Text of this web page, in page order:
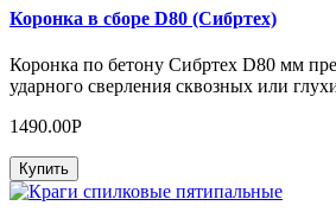
Коронка в сборе D80 (Сибртех)
Коронка по бетону Сибртех D80 мм
ударного сверления сквозных или
1490.00Р
Купить